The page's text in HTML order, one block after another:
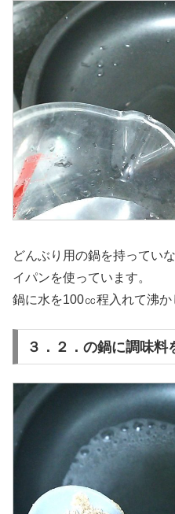
どんぶり用の鍋を持ってい
イパンを使っています。
鍋に水を100㏄程入れて沸か
３．２．の鍋に調味料